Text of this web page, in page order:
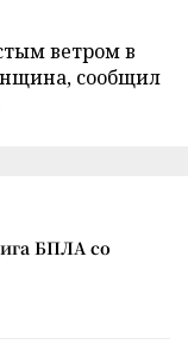
ветром в
сообщил
БПЛА со